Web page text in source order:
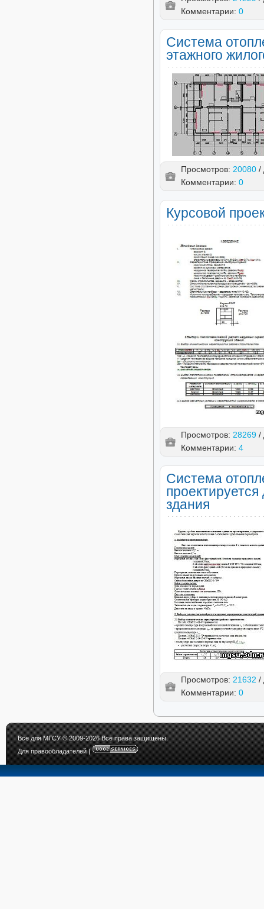
Комментарии: 0
Система
этажного
Просмотров: 20080 /
Комментарии: 0
Курсовой
Просмотров: 28269 /
Комментарии: 4
Система
здания
Просмотров: 21632 /
Комментарии: 0
Все для МГСУ© 2009-2026 Все права защищены.
Для правообладателей|